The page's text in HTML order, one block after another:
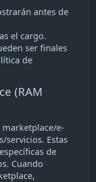
antes de
el cargo.
ser finales
de
(RAM
e-
servicios. Estas
de
Cuando